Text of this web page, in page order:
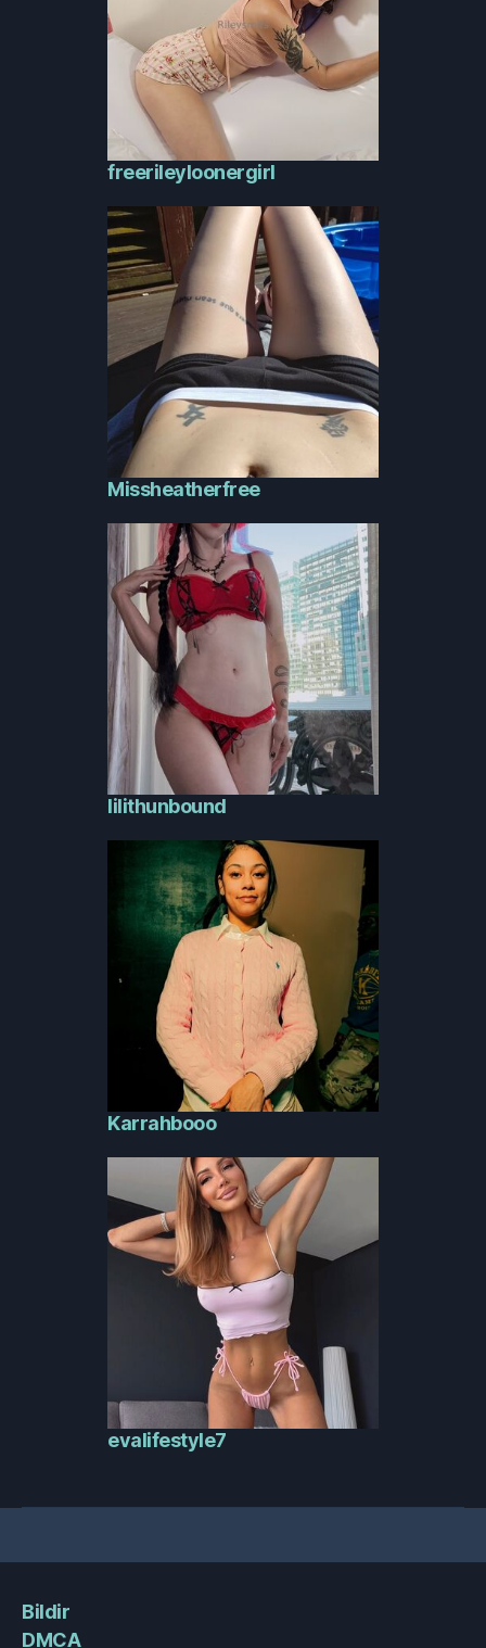
freerileyloonergirl
Missheatherfree
lilithunbound
Karrahbooo
evalifestyle7
Bildir
DMCA